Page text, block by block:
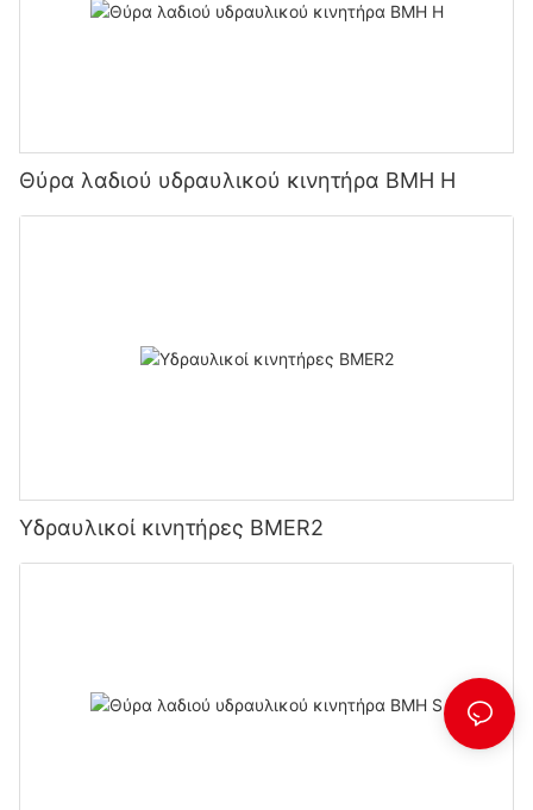
Θύρα λαδιού υδραυλικού κινητήρα BMH H
Υδραυλικοί κινητήρες BMER2